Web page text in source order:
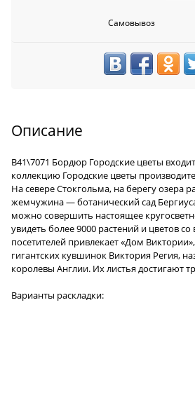
Самовывоз
Описание
B41\7071 Бордюр Городские цветы
коллекцию Городские цветы
На севере Стокгольма, на берегу озера
жемчужина — ботанический сад
можно совершить настоящее
увидеть более 9000 растений и цветов
посетителей привлекает «Дом
гигантских кувшинок Виктория Регия,
королевы Англии. Их листья достигают
Варианты раскладки: